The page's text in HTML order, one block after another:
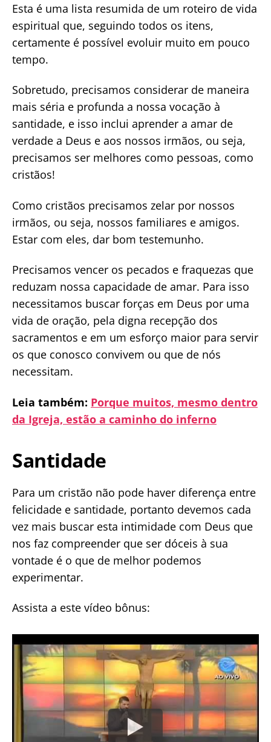
Esta é uma lista resumida de um roteiro de vida
espiritual que, seguindo todos os itens,
certamente é possível evoluir muito em pouco
tempo.
Sobretudo, precisamos considerar de maneira
mais séria e profunda a nossa vocação à
santidade, e isso inclui aprender a amar de
verdade a Deus e aos nossos irmãos, ou seja,
precisamos ser melhores como pessoas, como
cristãos!
Como cristãos precisamos zelar por nossos
irmãos, ou seja, nossos familiares e amigos.
Estar com eles, dar bom testemunho.
Precisamos vencer os pecados e fraquezas que
reduzam nossa capacidade de amar. Para isso
necessitamos buscar forças em Deus por uma
vida de oração, pela digna recepção dos
sacramentos e em um esforço maior para servir
os que conosco convivem ou que de nós
necessitam.
Leia também: Porque muitos, mesmo dentro
da Igreja, estão a caminho do inferno
Santidade
Para um cristão não pode haver diferença entre
felicidade e santidade, portanto devemos cada
vez mais buscar esta intimidade com Deus que
nos faz compreender que ser dóceis à sua
vontade é o que de melhor podemos
experimentar.
Assista a este vídeo bônus: